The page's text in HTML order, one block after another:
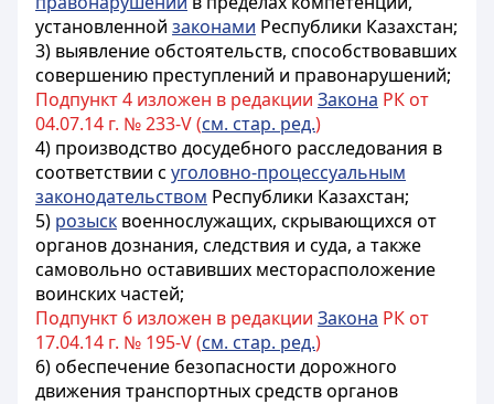
установленной законами Республики Казахстан;
3) выявление обстоятельств, способствовавших
совершению преступлений и правонарушений;
Подпункт 4 изложен в редакции Закона РК от
04.07.14 г. № 233-V (см. стар. ред.)
4) производство досудебного расследования в
соответствии с уголовно-процессуальным
законодательством Республики Казахстан;
5) розыск военнослужащих, скрывающихся от
органов дознания, следствия и суда, а также
самовольно оставивших месторасположение
воинских частей;
Подпункт 6 изложен в редакции Закона РК от
17.04.14 г. № 195-V (см. стар. ред.)
6) обеспечение безопасности дорожного
движения транспортных средств органов